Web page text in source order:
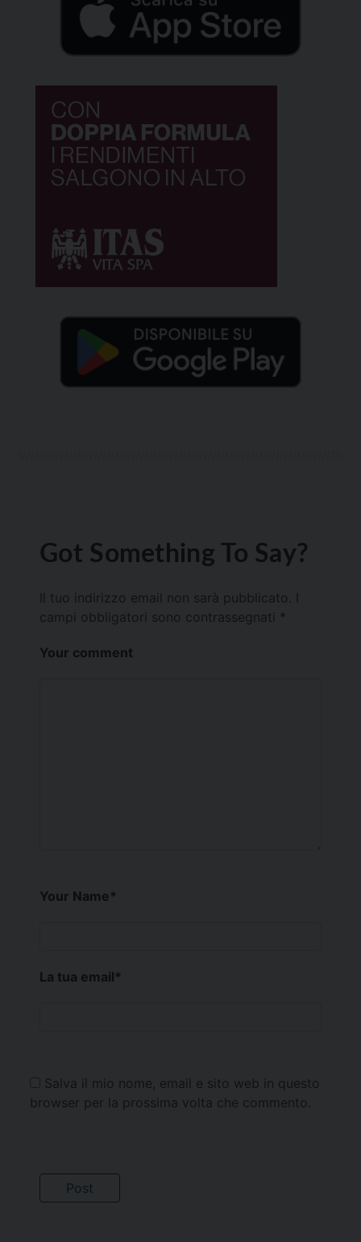
Got Something To Say?
Il tuo indirizzo email non sarà pubblicato.
campi obbligatori sono contrassegnati *
Your comment
Your Name*
La tua email*
Salva il mio nome, email e sito web in questo
browser per la prossima volta che commento.